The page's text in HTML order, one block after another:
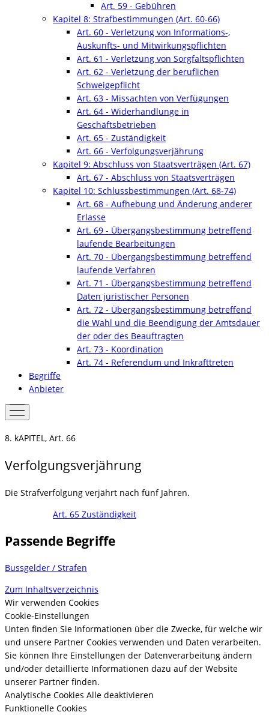
Art. 59 - Gebühren
Kapitel 8: Strafbestimmungen (Art. 60-66)
Art. 60 - Verletzung von Informations-,
Auskunfts- und Mitwirkungspflichten
Art. 61 - Verletzung von Sorgfaltspflichten
Art. 62 - Verletzung der beruflichen
Schweigepflicht
Art. 63 - Missachten von Verfügungen
Art. 64 - Widerhandlunge in
Geschäftsbetrieben
Art. 65 - Zuständigkeit
Art. 66 - Verfolgungsverjährung
Kapitel 9: Abschluss von Staatsverträgen (Art. 67)
Art. 67 - Abschluss von Staatsverträgen
Kapitel 10: Schlussbestimmungen (Art. 68-74)
Art. 68 - Aufhebung und Änderung anderer
Erlasse
Art. 69 - Übergangsbestimmung betreffend
laufende Bearbeitungen
Art. 70 - Übergangsbestimmung betreffend
laufende Verfahren
Art. 71 - Übergangsbestimmung betreffend
Daten juristischer Personen
Art. 72 - Übergangsbestimmung betreffend
die Wahl und die Beendigung der Amtsdauer
der oder des Beauftragten
Art. 73 - Koordination
Art. 74 - Referendum und Inkrafttreten
Begriffe
Anbieter
8. kAPITEL, Art. 66
Verfolgungsverjährung
Die Strafverfolgung verjährt nach fünf Jahren.
Art. 65 Zuständigkeit
Passende Begriffe
Bussgelder / Strafen
Zum Inhaltsverzeichnis
Wir verwenden Cookies
Cookie-Einstellungen
Unten finden Sie Informationen über die Zwecke, für welche wir
und unsere Partner Cookies verwenden und Daten verarbeiten.
Sie können Ihre Einstellungen der Datenverarbeitung ändern
und/oder detaillierte Informationen dazu auf der Website
unserer Partner finden.
Analytische Cookies Alle deaktivieren
Funktionelle Cookies